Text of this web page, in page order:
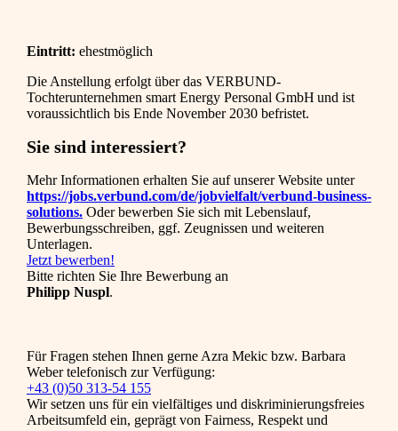
Eintritt: ehestmöglich
Die Anstellung erfolgt über das VERBUND-
Tochterunternehmen smart Energy Personal GmbH und ist
voraussichtlich bis Ende November 2030 befristet.
Sie sind interessiert?
Mehr Informationen erhalten Sie auf unserer Website unter
https://jobs.verbund.com/de/jobvielfalt/verbund-business-
solutions. Oder bewerben Sie sich mit Lebenslauf,
Bewerbungsschreiben, ggf. Zeugnissen und weiteren
Unterlagen.
Jetzt bewerben!
Bitte richten Sie Ihre Bewerbung an
Philipp Nuspl.
Für Fragen stehen Ihnen gerne Azra Mekic bzw. Barbara
Weber telefonisch zur Verfügung:
+43 (0)50 313-54 155
Wir setzen uns für ein vielfältiges und diskriminierungsfreies
Arbeitsumfeld ein, geprägt von Fairness, Respekt und